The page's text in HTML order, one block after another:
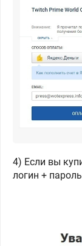
4) Если вы
логин +